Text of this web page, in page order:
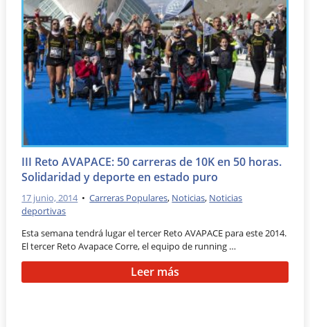
III Reto AVAPACE: 50 carreras de 10K en 50 horas.
Solidaridad y deporte en estado puro
17 junio, 2014 •Carreras Populares, Noticias, Noticias
deportivas
Esta semana tendrá lugar el tercer Reto AVAPACE para este 2014.
El tercer Reto Avapace Corre, el equipo de running …
Leer más